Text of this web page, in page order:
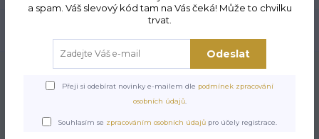
Kabelky ekologické Kabelky velké Kabelky City sv.šedé
Kabelka City Dvě kočky
a spam. Váš slevový kód tam na Vás čeká! Může to chvilku
trvat.
Odeslat
Přeji si odebírat novinky e-mailem dle podmínek zpracování
osobních údajů.
Souhlasím se zpracováním osobních údajů pro účely registrace.